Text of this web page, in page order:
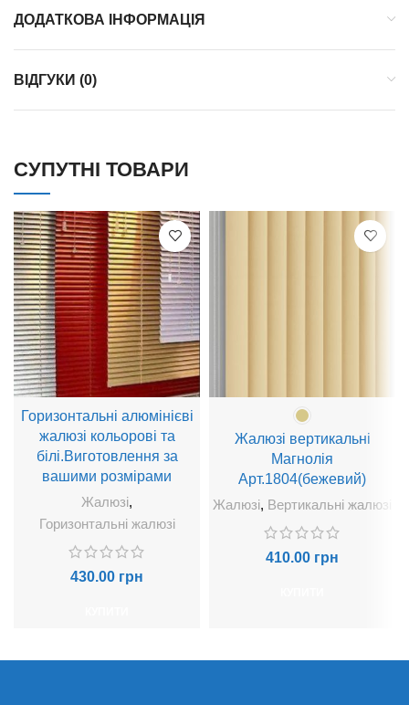
ДОДАТКОВА ІНФОРМАЦІЯ
ВІДГУКИ (0)
СУПУТНІ ТОВАРИ
Горизонтальні алюмінієві
жалюзі кольорові та
білі.Виготовлення за
вашими розмірами
Жалюзі,
Горизонтальні жалюзі
430.00 грн
Жалюзі вертикальні
Магнолія
Арт.1804(бежевий)
Жалюзі, Вертикальні жалюзі
410.00 грн